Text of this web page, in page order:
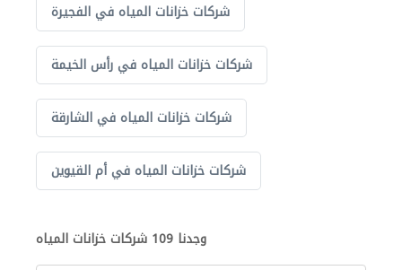
شركات خزانات المياه في الفجيرة
شركات خزانات المياه في رأس الخيمة
شركات خزانات المياه في الشارقة
شركات خزانات المياه في أم القيوين
وجدنا 109 شركات خزانات المياه